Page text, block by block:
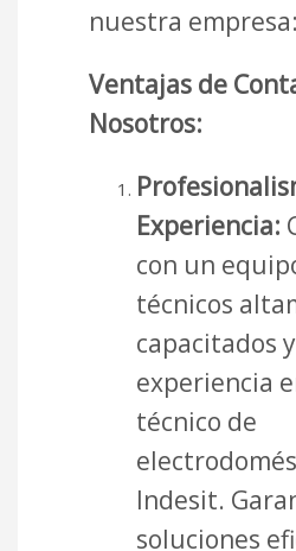
nuestra empresa:
Ventajas de
Nosotros:
Experiencia:
con un
técnicos
capacitados
experiencia
técnico de
Indesit.
soluciones